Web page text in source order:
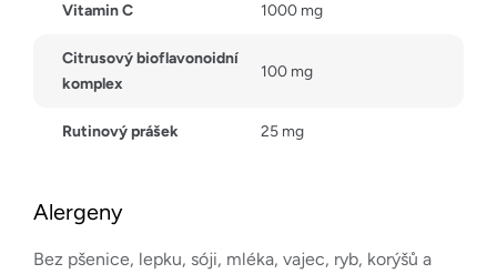
Vitamin C 1000 mg
Citrusový bioflavonoidní
komplex
100 mg
Rutinový prášek 25 mg
Alergeny
Bez pšenice, lepku, sóji, mléka, vajec, ryb, korýšů a